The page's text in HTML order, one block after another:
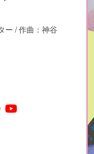
ー / 作曲：神谷